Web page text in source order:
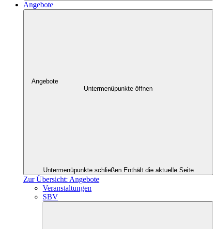
Angebote
Angebote
Untermenüpunkte öffnen
Untermenüpunkte schließen Enthält die aktuelle Seite
Zur Übersicht: Angebote
Veranstaltungen
SBV